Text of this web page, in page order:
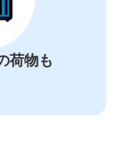
荷物も